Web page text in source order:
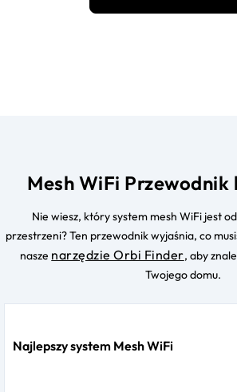
Mesh WiFi Przewodnik
Nie wiesz, który system mesh WiFi jest
przestrzeni? Ten przewodnik wyjaśnia, co
nasze narzędzie Orbi Finder, aby
Twojego domu.
Najlepszy system Mesh WiFi